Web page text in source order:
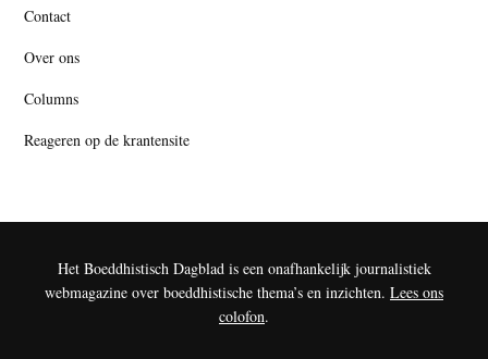
Contact
Over ons
Columns
Reageren op de krantensite
Het Boeddhistisch Dagblad is een onafhankelijk journalistiek
webmagazine over boeddhistische thema’s en inzichten. Lees ons
colofon.